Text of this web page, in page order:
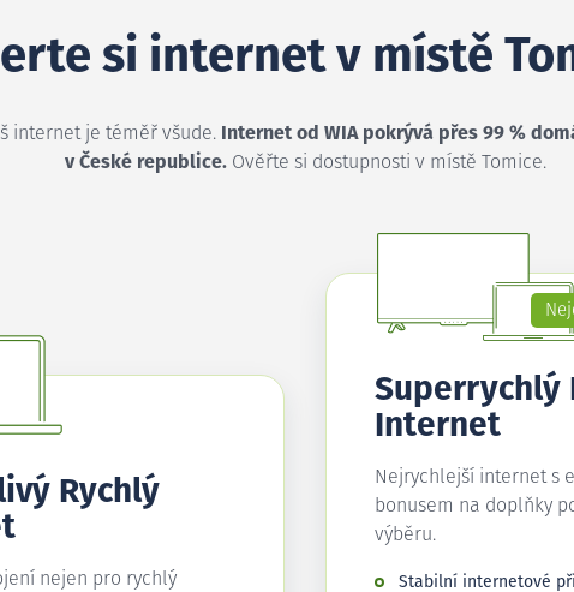
si internet v místě
internet je téměř všude.
Internet od WIA pokrývá přes 99 %
v České republice.Ověřte si dostupnosti v místě Tomice.
Rychlý
nejen pro rychlý
Superrychlý
Internet
Nejrychlejší internet s
bonusem na doplňky
výběru.
Stabilní internetové